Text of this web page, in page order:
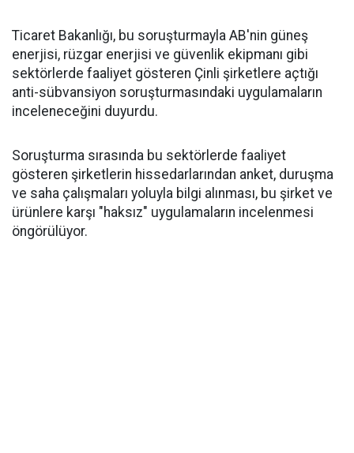
Ticaret Bakanlığı, bu soruşturmayla AB'nin güneş
enerjisi, rüzgar enerjisi ve güvenlik ekipmanı gibi
sektörlerde faaliyet gösteren Çinli şirketlere açtığı
anti-sübvansiyon soruşturmasındaki uygulamaların
inceleneceğini duyurdu.
Soruşturma sırasında bu sektörlerde faaliyet
gösteren şirketlerin hissedarlarından anket, duruşma
ve saha çalışmaları yoluyla bilgi alınması, bu şirket ve
ürünlere karşı "haksız" uygulamaların incelenmesi
öngörülüyor.